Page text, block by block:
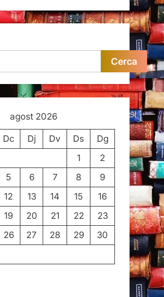
Cerca
agost 2026
Dc Dj Dv Ds
Dg
1
2
5 6 7 8
9
12 13 14 15
16
19 20 21 22
23
26 27 28 29
30